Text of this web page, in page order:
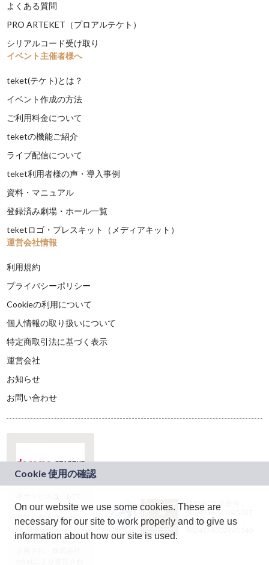
よくある質問
PRO ARTEKET（プロアルテケト）
シリアルコード受け取り
イベント主催者様へ
teket(テケト)とは？
イベント作成の方法
ご利用料金について
teketの機能ご紹介
ライブ配信について
teket利用者様の声・導入事例
資料・マニュアル
登録済み劇場・ホール一覧
teketロゴ・プレスキット（メディアキット）
運営会社情報
利用規約
プライバシーポリシー
Cookieの利用について
個人情報の取り扱いについて
特定商取引法に基づく表示
運営会社
お知らせ
お問い合わせ
ドコモグループの新
規事業創出プログラ
ム「docomo
STARTUP」を通じて
JASRAC許諾番号：
9024936001Y45037
JASRAC許諾番号：
On our website we use some cookies. These are
necessary for our site to work properly and to give us
information about how our site is used.